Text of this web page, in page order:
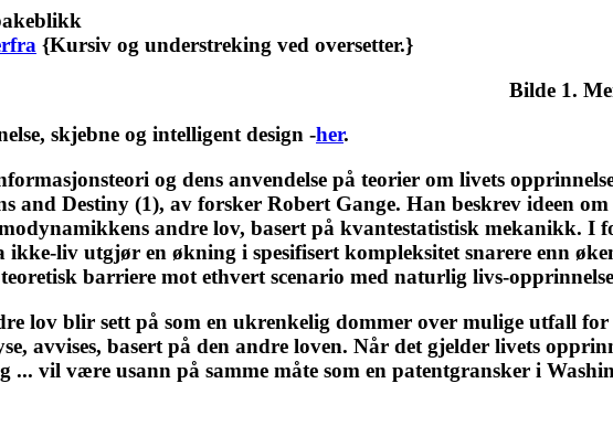
{Kursiv og understreking ved oversetter.}
Bilde 1.
skjebne og intelligent design -her.
og dens anvendelse på teorier om livets
Destiny (1), av forsker Robert Gange. Han beskrev ideen om
andre lov, basert på kvantestatistisk mekanikk. I
ikke-liv utgjør en økning i spesifisert kompleksitet snarere enn
barriere mot ethvert scenario med naturlig livs-
lov blir sett på som en ukrenkelig dommer over mulige utfall for
avvises, basert på den andre loven. Når det gjelder livets
vil være usann på samme måte som en patentgransker i